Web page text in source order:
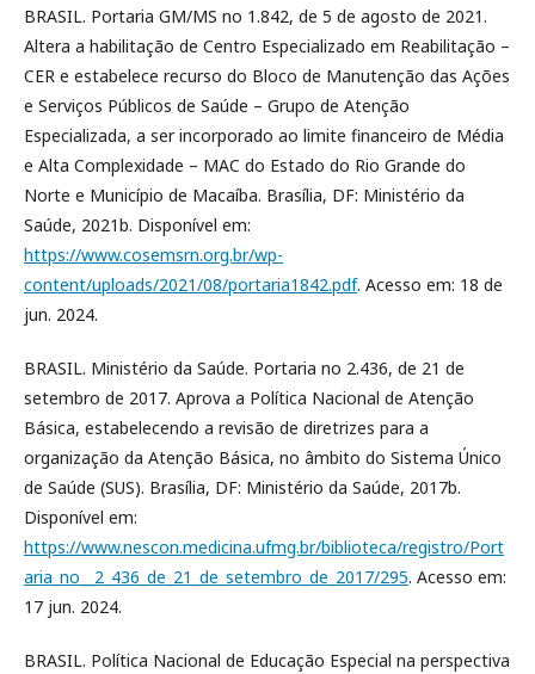
BRASIL. Portaria GM/MS no 1.842, de 5 de agosto de 2021.
Altera a habilitação de Centro Especializado em Reabilitação –
CER e estabelece recurso do Bloco de Manutenção das Ações
e Serviços Públicos de Saúde – Grupo de Atenção
Especializada, a ser incorporado ao limite financeiro de Média
e Alta Complexidade – MAC do Estado do Rio Grande do
Norte e Município de Macaíba. Brasília, DF: Ministério da
Saúde, 2021b. Disponível em:
https://www.cosemsrn.org.br/wp-
content/uploads/2021/08/portaria1842.pdf. Acesso em: 18 de
jun. 2024.
BRASIL. Ministério da Saúde. Portaria no 2.436, de 21 de
setembro de 2017. Aprova a Política Nacional de Atenção
Básica, estabelecendo a revisão de diretrizes para a
organização da Atenção Básica, no âmbito do Sistema Único
de Saúde (SUS). Brasília, DF: Ministério da Saúde, 2017b.
Disponível em:
https://www.nescon.medicina.ufmg.br/biblioteca/registro/Port
aria_no__2_436_de_21_de_setembro_de_2017/295. Acesso em:
17 jun. 2024.
BRASIL. Política Nacional de Educação Especial na perspectiva